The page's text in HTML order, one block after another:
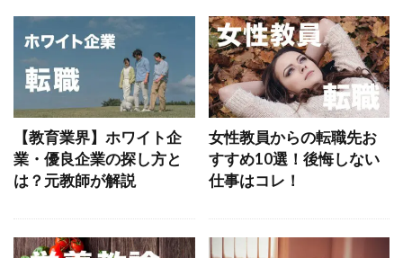
【教育業界】ホワイト企
業・優良企業の探し方と
は？元教師が解説
女性教員からの転職先お
すすめ10選！後悔しない
仕事はコレ！